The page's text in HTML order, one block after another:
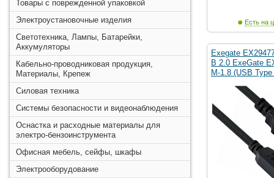
Товары с поврежденной упаковкой
Электроустановочные изделия
Светотехника, Лампы, Батарейки,
Аккумуляторы
Кабельно-проводниковая продукция,
Материалы, Крепеж
Силовая техника
Системы безопасности и видеонаблюдения
Оснастка и расходные материалы для
электро-бензоинструмента
Офисная мебель, сейфы, шкафы
Электрооборудование
Есть на
Exegate
B 2.0 ExeGate
M-1.8 (USB